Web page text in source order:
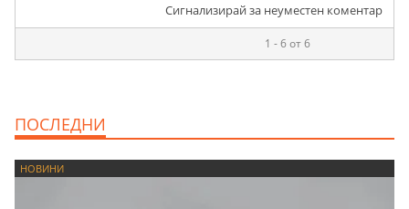
Сигнализирай за неуместен коментар
1 - 6 от 6
ПОСЛЕДНИ
НОВИНИ